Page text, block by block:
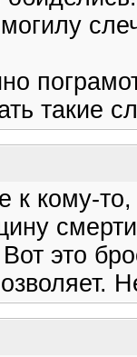
такие
к кому-
это